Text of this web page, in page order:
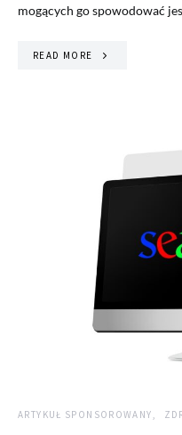
mogących go spowodować
READ MORE
ARTYKUŁ SPONSOROWANY